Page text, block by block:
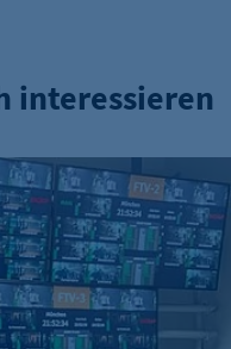
interessieren
Media Development